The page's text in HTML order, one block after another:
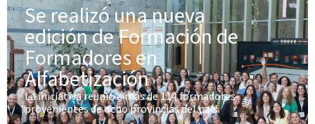
Se realizó una nueva
edición de Formación de
Formadores en
Alfabetización
La iniciativa reunió a más de 114 formadores
provenientes de ocho provincias del país.